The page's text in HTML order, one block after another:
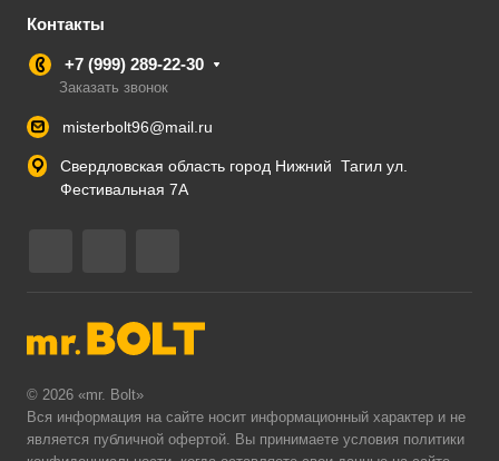
Контакты
+7 (999) 289-22-30
Заказать звонок
misterbolt96@mail.ru
Свердловская область город Нижний Тагил ул.
Фестивальная 7А
© 2026 «mr. Bolt»
Вся информация на сайте носит информационный характер и не
является публичной офертой. Вы принимаете условия политики